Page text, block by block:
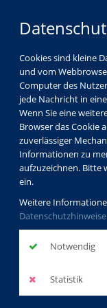
Cookies sind kleine
und vom
Computer des
jede Nachricht in
Wenn Sie eine
Browser das Cookie
zuverlässiger
Informationen zu
aufzuzeichnen. Bitte
ein.
Weitere
Notwendig
Statistik